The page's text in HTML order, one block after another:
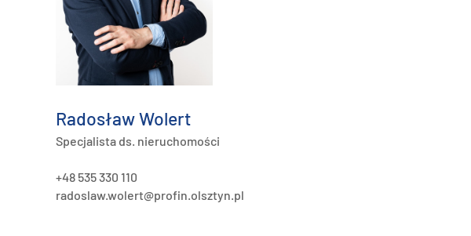
Radosław Wolert
Specjalista ds. nieruchomości
+48 535 330 110
radoslaw.wolert@profin.olsztyn.pl